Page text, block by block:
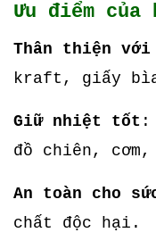
Ưu điểm của
Thân thiện với
kraft, giấy bìa
Giữ nhiệt tốt :
đồ chiên,
An toàn cho
chất độc hại.